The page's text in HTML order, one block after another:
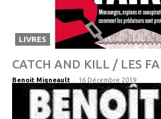
LIVRES
CATCH AND KILL / LES
Benoit Migneault - 16 Décembre 2019